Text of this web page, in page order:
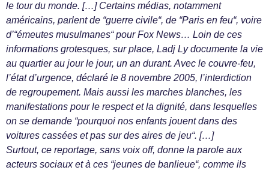
le tour du monde. […] Certains médias, notamment
américains, parlent de “guerre civile“, de “Paris en feu“, voire
d’“émeutes musulmanes“ pour Fox News… Loin de ces
informations grotesques, sur place, Ladj Ly documente la vie
au quartier au jour le jour, un an durant. Avec le couvre-feu,
l’état d’urgence, déclaré le 8 novembre 2005, l’interdiction
de regroupement. Mais aussi les marches blanches, les
manifestations pour le respect et la dignité, dans lesquelles
on se demande “pourquoi nos enfants jouent dans des
voitures cassées et pas sur des aires de jeu“. […]
Surtout, ce reportage, sans voix off, donne la parole aux
acteurs sociaux et à ces “jeunes de banlieue“, comme ils